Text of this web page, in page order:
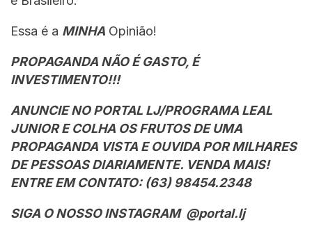
Essa é a MINHA Opinião!
PROPAGANDA NÃO É GASTO, É
INVESTIMENTO!!!
ANUNCIE NO PORTAL LJ/PROGRAMA LEAL
JUNIOR E COLHA OS FRUTOS DE UMA
PROPAGANDA VISTA E OUVIDA POR MILHARES
DE PESSOAS DIARIAMENTE. VENDA MAIS!
ENTRE EM CONTATO: (63) 98454.2348
SIGA O NOSSO INSTAGRAM @portal.lj